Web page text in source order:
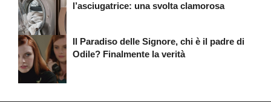
l’asciugatrice: una svolta clamorosa
Il Paradiso delle Signore, chi è il padre di
Odile? Finalmente la verità